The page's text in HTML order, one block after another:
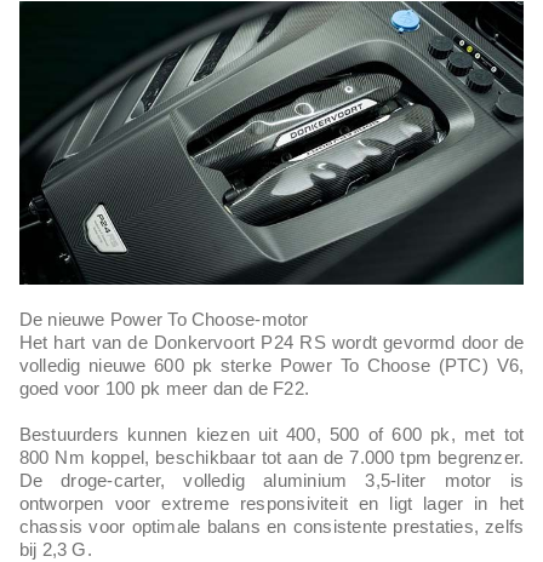
De nieuwe Power To Choose-motor
Het hart van de Donkervoort P24 RS wordt gevormd door de
volledig nieuwe 600 pk sterke Power To Choose (PTC) V6,
goed voor 100 pk meer dan de F22.
Bestuurders kunnen kiezen uit 400, 500 of 600 pk, met tot
800 Nm koppel, beschikbaar tot aan de 7.000 tpm begrenzer.
De droge-carter, volledig aluminium 3,5-liter motor is
ontworpen voor extreme responsiviteit en ligt lager in het
chassis voor optimale balans en consistente prestaties, zelfs
bij 2,3 G.